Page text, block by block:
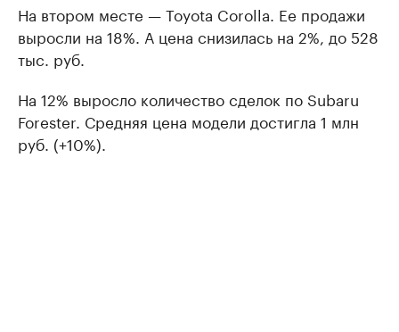
На втором месте — Toyota Corolla. Ее продажи
выросли на 18%. А цена снизилась на 2%, до 528
тыс. руб.
На 12% выросло количество сделок по Subaru
Forester. Средняя цена модели достигла 1 млн
руб. (+10%).